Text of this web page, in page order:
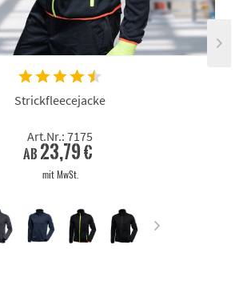
Strickfleecejacke
Art.Nr.: 7175
ab 23,79 €
mit MwSt.